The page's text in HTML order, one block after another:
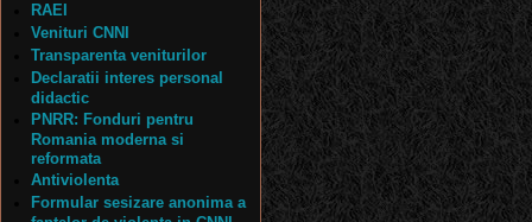
RAEI
Venituri CNNI
Transparenta veniturilor
Declaratii interes personal
didactic
PNRR: Fonduri pentru
Romania moderna si
reformata
Antiviolenta
Formular sesizare anonima a